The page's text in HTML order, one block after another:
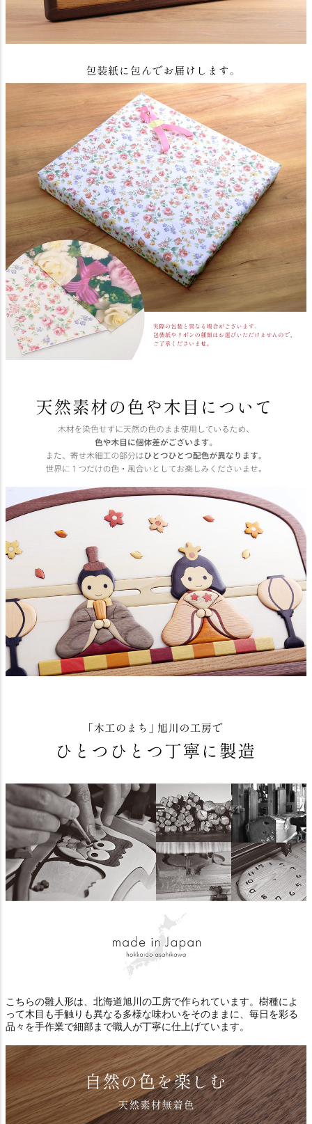
こちらの雛人形は、北海道旭川の工房で作られています。樹種によ
って木目も手触りも異なる多様な味わいをそのままに、毎日を彩る
品々を手作業で細部まで職人が丁寧に仕上げています。